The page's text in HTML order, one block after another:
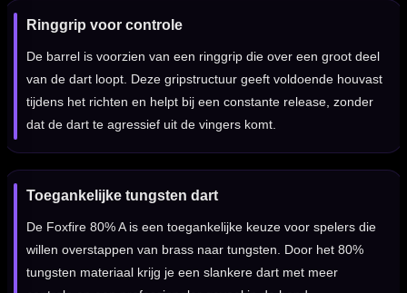
Ringgrip voor controle
De barrel is voorzien van een ringgrip die over een groot deel
van de dart loopt. Deze gripstructuur geeft voldoende houvast
tijdens het richten en helpt bij een constante release, zonder
dat de dart te agressief uit de vingers komt.
Toegankelijke tungsten dart
De Foxfire 80% A is een toegankelijke keuze voor spelers die
willen overstappen van brass naar tungsten. Door het 80%
tungsten materiaal krijg je een slankere dart met meer